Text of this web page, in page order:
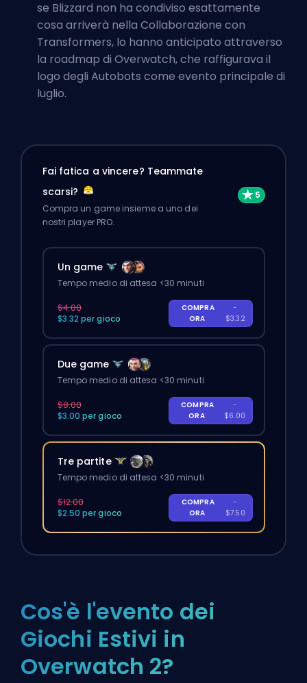
se Blizzard non ha condiviso esattamente
cosa arriverà nella Collaborazione con
Transformers, lo hanno anticipato attraverso
la roadmap di Overwatch, che raffigurava il
logo degli Autobots come evento principale di
luglio.
Fai fatica a vincere? Teammate
scarsi?
Compra un game insieme a uno dei
nostri player PRO.
Un game
Tempo medio di attesa <30 minuti
$4.00
$3.32 per gioco
COMPRA
ORA
-
$3.32
Due game
Tempo medio di attesa <30 minuti
$8.00
$3.00 per gioco
COMPRA
ORA
-
$6.00
Tre partite
Tempo medio di attesa <30 minuti
$12.00
$2.50 per gioco
COMPRA
ORA
-
$7.50
Cos'è l'evento dei
Giochi Estivi in
Overwatch 2?